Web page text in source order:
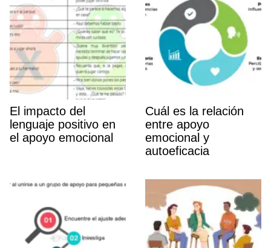
El impacto del
lenguaje positivo en
el apoyo emocional
Cuál es la relación
entre apoyo
emocional y
autoeficacia